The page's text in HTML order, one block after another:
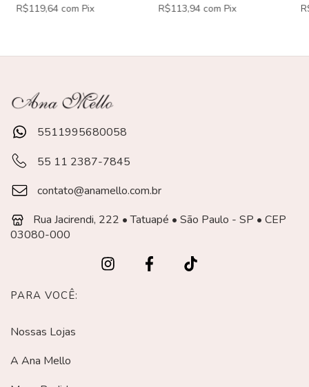
R$119,64 com Pix R$113,94 com Pix
5511995680058
55 11 2387-7845
contato@anamello.com.br
Rua Jacirendi, 222 • Tatuapé • São Paulo - SP • CEP
03080-000
PARA VOCÊ:
Nossas Lojas
A Ana Mello